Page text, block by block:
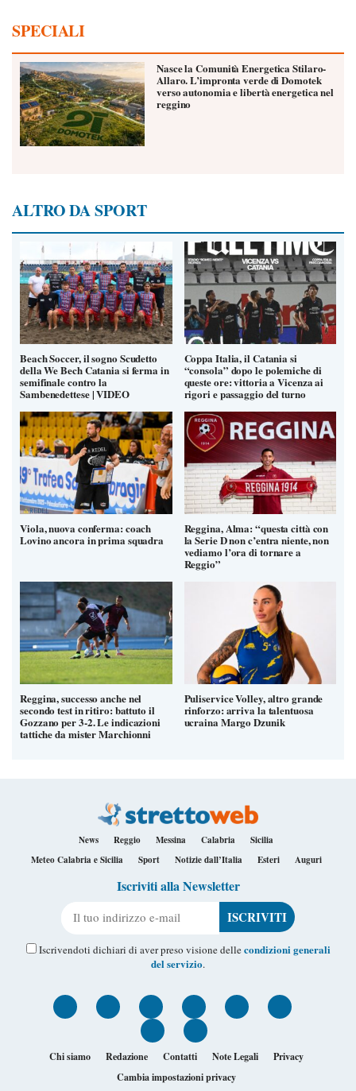
SPECIALI
Nasce la Comunità Energetica Stilaro-
Allaro. L’impronta verde di Domotek
verso autonomia e libertà energetica nel
reggino
ALTRO DA SPORT
Beach Soccer, il sogno Scudetto
della We Bech Catania si ferma in
semifinale contro la
Sambenedettese | VIDEO
Coppa Italia, il Catania si
“consola” dopo le polemiche di
queste ore: vittoria a Vicenza ai
rigori e passaggio del turno
Viola, nuova conferma: coach
Lovino ancora in prima squadra
Reggina, Alma: “questa città con
la Serie D non c’entra niente, non
vediamo l’ora di tornare a
Reggio”
Reggina, successo anche nel
secondo test in ritiro: battuto il
Gozzano per 3-2. Le indicazioni
tattiche da mister Marchionni
Puliservice Volley, altro grande
rinforzo: arriva la talentuosa
ucraina Margo Dzunik
News Reggio Messina Calabria
Sicilia
Meteo Calabria e Sicilia
Sport Notizie dall’Italia Esteri Auguri
Iscriviti alla Newsletter
Iscrivendoti dichiari di aver preso visione dellecondizioni generali
del servizio.
Chi siamo Redazione Contatti Note Legali
Privacy
Cambia impostazioni privacy